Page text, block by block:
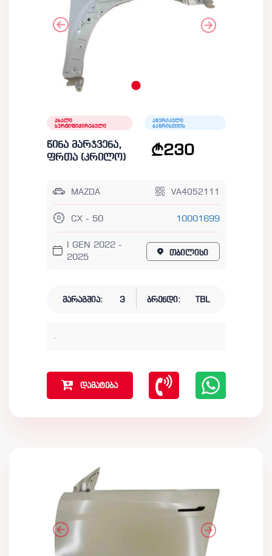
ახალი
სერტიფიცირებული
ამერიკული
ბაზრისთვის
წინა მარჯვენა,
ფრთა (კრილო)
230
MAZDA VA4052111
CX - 50 10001699
I GEN 2022 -
2025
თბილისი
მარაგშია: 3 ბრენდი: TBL
.
დამატება